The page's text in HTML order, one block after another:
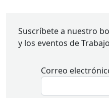
Suscríbete a nuestro
y los eventos de
Correo